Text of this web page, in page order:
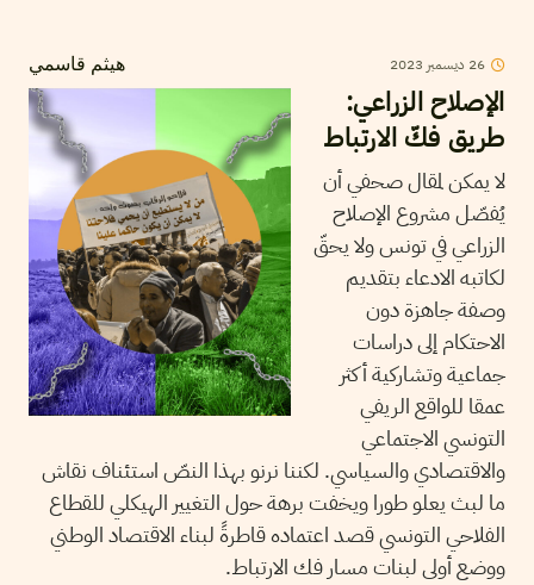
هيثم قاسمي 26 ديسمبر 2023
الإصلاح الزراعي:
طريق فكّ الارتباط
لا يمكن لمقال صحفي أن
يُفصّل مشروع الإصلاح
الزراعي في تونس ولا يحقّ
لكاتبه الادعاء بتقديم
وصفة جاهزة دون
الاحتكام إلى دراسات
جماعية وتشاركية أكثر
عمقا للواقع الريفي
التونسي الاجتماعي
والاقتصادي والسياسي. لكننا نرنو بهذا النصّ استئناف نقاش
ما لبث يعلو طورا ويخفت برهة حول التغيير الهيكلي للقطاع
الفلاحي التونسي قصد اعتماده قاطرةً لبناء الاقتصاد الوطني
ووضع أولى لبنات مسار فك الارتباط.